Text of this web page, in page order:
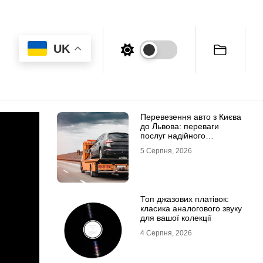
UK
Перевезення авто з Києва
до Львова: переваги
послуг надійного
5 Серпня, 2026
Топ джазових платівок:
класика аналогового звуку
для вашої колекції
4 Серпня, 2026